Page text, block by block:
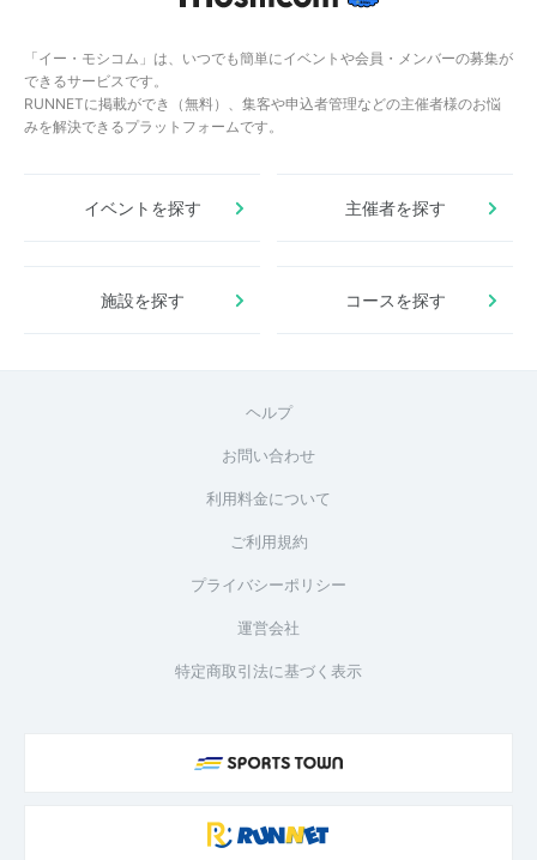
「イー・モシコム」は、いつでも簡単にイベントや会員・メンバーの募集が
できるサービスです。
RUNNETに掲載ができ（無料）、集客や申込者管理などの主催者様のお悩
みを解決できるプラットフォームです。
イベントを探す 主催者を探す
施設を探す コースを探す
ヘルプ
お問い合わせ
利用料金について
ご利用規約
プライバシーポリシー
運営会社
特定商取引法に基づく表示